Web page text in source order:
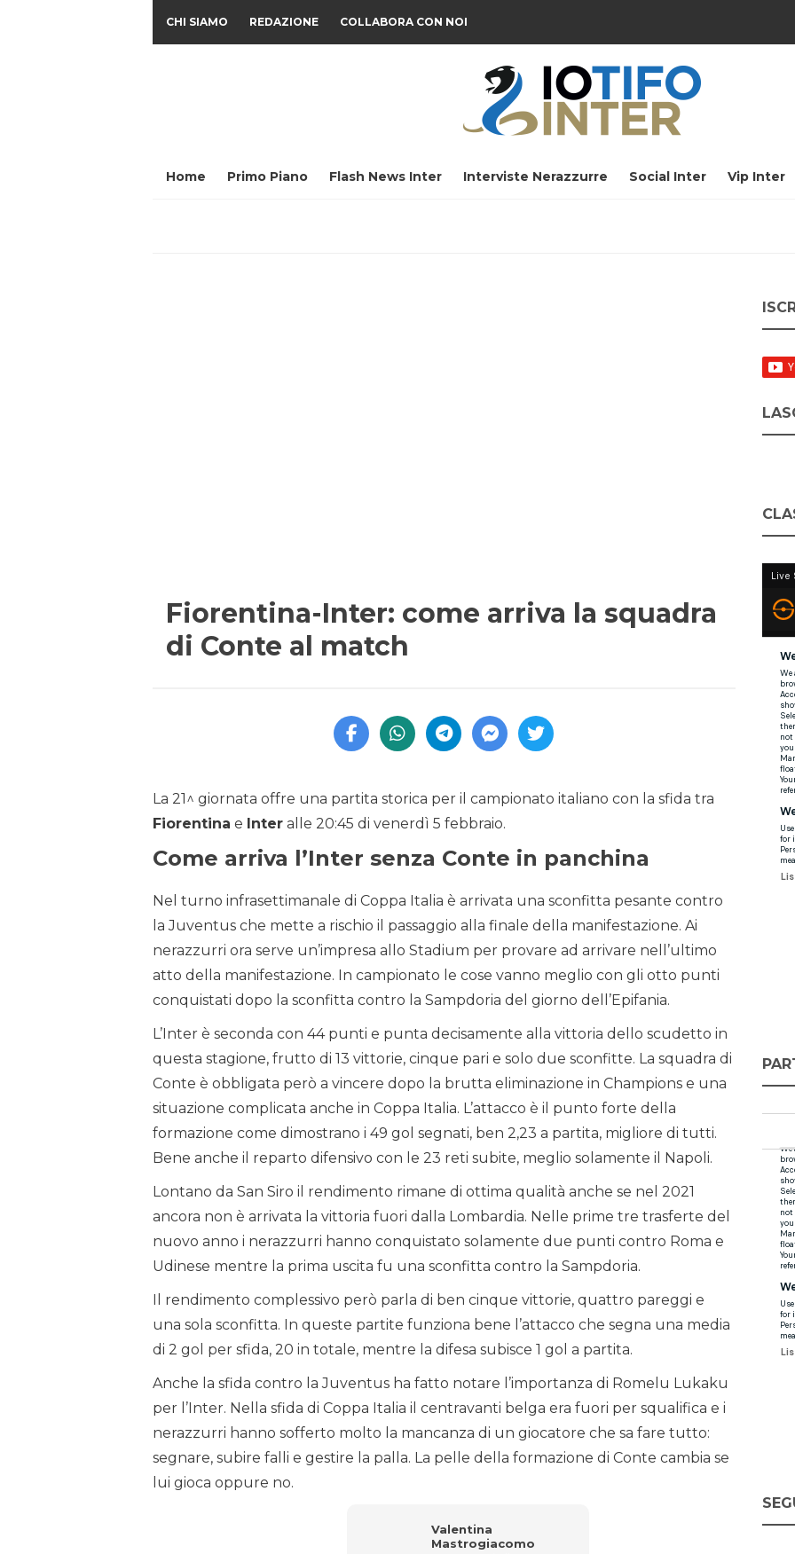
CHI SIAMO REDAZIONE COLLABORA CON NOI
Home Primo Piano Flash News Inter Interviste Nerazzurre Social Inter Vip Inter
Fiorentina-Inter: come arriva la squadra
di Conte al match
La 21^ giornata offre una partita storica per il campionato italiano con la sfida tra
Fiorentina e Inter alle 20:45 di venerdì 5 febbraio.
Come arriva l’Inter senza Conte in panchina
Nel turno infrasettimanale di Coppa Italia è arrivata una sconfitta pesante contro
la Juventus che mette a rischio il passaggio alla finale della manifestazione. Ai
nerazzurri ora serve un’impresa allo Stadium per provare ad arrivare nell’ultimo
atto della manifestazione. In campionato le cose vanno meglio con gli otto punti
conquistati dopo la sconfitta contro la Sampdoria del giorno dell’Epifania.
L’Inter è seconda con 44 punti e punta decisamente alla vittoria dello scudetto in
questa stagione, frutto di 13 vittorie, cinque pari e solo due sconfitte. La squadra di
Conte è obbligata però a vincere dopo la brutta eliminazione in Champions e una
situazione complicata anche in Coppa Italia. L’attacco è il punto forte della
formazione come dimostrano i 49 gol segnati, ben 2,23 a partita, migliore di tutti.
Bene anche il reparto difensivo con le 23 reti subite, meglio solamente il Napoli.
Lontano da San Siro il rendimento rimane di ottima qualità anche se nel 2021
ancora non è arrivata la vittoria fuori dalla Lombardia. Nelle prime tre trasferte del
nuovo anno i nerazzurri hanno conquistato solamente due punti contro Roma e
Udinese mentre la prima uscita fu una sconfitta contro la Sampdoria.
Il rendimento complessivo però parla di ben cinque vittorie, quattro pareggi e
una sola sconfitta. In queste partite funziona bene l’attacco che segna una media
di 2 gol per sfida, 20 in totale, mentre la difesa subisce 1 gol a partita.
Anche la sfida contro la Juventus ha fatto notare l’importanza di Romelu Lukaku
per l’Inter. Nella sfida di Coppa Italia il centravanti belga era fuori per squalifica e i
nerazzurri hanno sofferto molto la mancanza di un giocatore che sa fare tutto:
segnare, subire falli e gestire la palla. La pelle della formazione di Conte cambia se
lui gioca oppure no.
Valentina
Mastrogiacomo